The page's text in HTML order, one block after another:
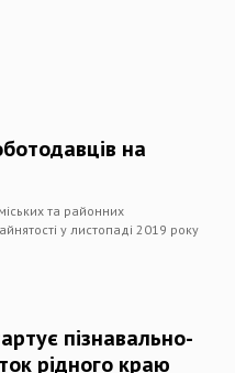
на
та районних
у листопаді 2019 року
пізнавально-
рідного краю